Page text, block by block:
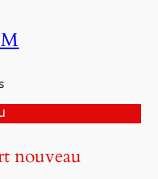
nouveau